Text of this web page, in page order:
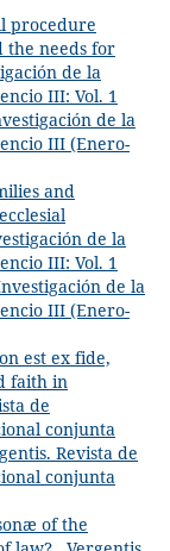
procedure
the needs for
de la
III: Vol. 1
de la
III (Enero-
and
de la
III: Vol. 1
de la
III (Enero-
est ex fide,
faith in
de
conjunta
Revista de
conjunta
of the